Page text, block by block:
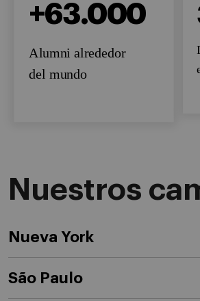
+63.000
Alumni alrededor
del mundo
Nuestros
Nueva York
São Paulo